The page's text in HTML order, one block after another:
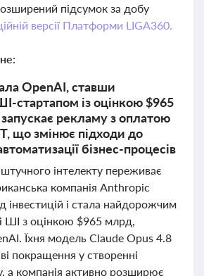
підсумок за добу
версії Платформи LIGA360.
OpenAI, ставши
стартапом із оцінкою $965
рекламу з оплатою
що змінює підходи до
бізнес-процесів
штучного інтелекту переживає
компанія Anthropic
інвестицій і стала найдорожчим
ШІ з оцінкою $965 млрд,
Їхня модель Claude Opus 4.8
покращення у створенні
а компанія активно розширює